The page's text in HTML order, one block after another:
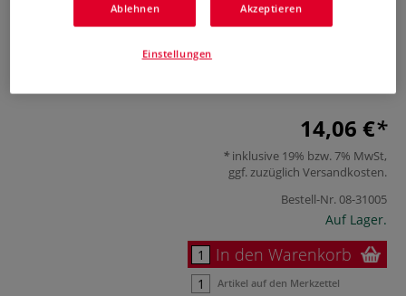
Das LYRA FARB-RIESEN Skin Tones-Set enthält 12 Dickkern-
zahlreichen Farbtönen. Bruchfeste Mine mit einem
14,06 €
inklusive 19% bzw. 7% MwSt,
ggf. zuzüglich Versandkosten.
Bestell-Nr.08-31005
Auf Lager.
In den Warenkorb
Artikel auf den Merkzettel
Ablehnen Akzeptieren
Einstellungen